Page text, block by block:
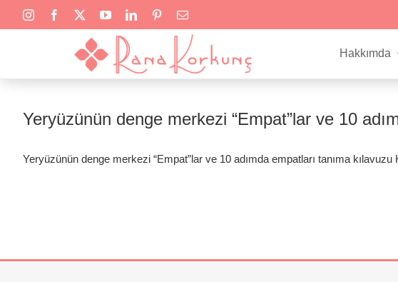
to
Hakkımda
Yeryüzünün denge merkezi “Empat”lar ve 10
Yeryüzünün denge merkezi “Empat”lar ve 10 adımda empatları tanıma